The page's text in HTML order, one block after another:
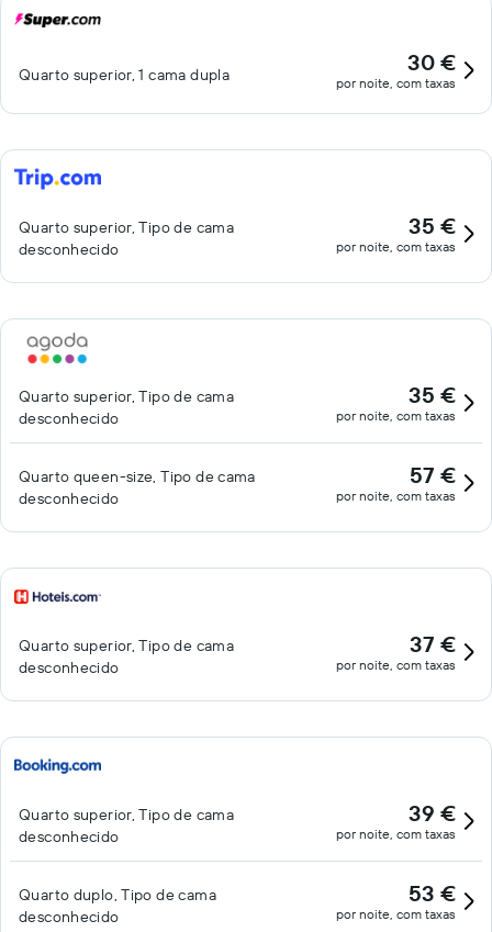
Quarto superior, 1 cama dupla 30 €
por noite, com taxas
Quarto superior, Tipo de cama
desconhecido
35 €
por noite, com taxas
Quarto superior, Tipo de cama
desconhecido
35 €
por noite, com taxas
Quarto queen-size, Tipo de cama
desconhecido
57 €
por noite, com taxas
Quarto superior, Tipo de cama
desconhecido
37 €
por noite, com taxas
Quarto superior, Tipo de cama
desconhecido
39 €
por noite, com taxas
Quarto duplo, Tipo de cama
desconhecido
53 €
por noite, com taxas